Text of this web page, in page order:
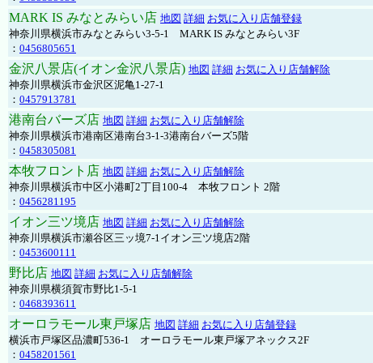
MARK IS みなとみらい店 地図 詳細 お気に入り店舗登録
神奈川県横浜市みなとみらい3-5-1 MARK IS みなとみらい3F
： 0456805651
金沢八景店(イオン金沢八景店) 地図 詳細 お気に入り店舗解除
神奈川県横浜市金沢区泥亀1-27-1
： 0457913781
港南台バーズ店 地図 詳細 お気に入り店舗解除
神奈川県横浜市港南区港南台3-1-3港南台バーズ5階
： 0458305081
本牧フロント店 地図 詳細 お気に入り店舗解除
神奈川県横浜市中区小港町2丁目100-4 本牧フロント 2階
： 0456281195
イオン三ツ境店 地図 詳細 お気に入り店舗解除
神奈川県横浜市瀬谷区三ッ境7-1イオン三ツ境店2階
： 0453600111
野比店 地図 詳細 お気に入り店舗解除
神奈川県横須賀市野比1-5-1
： 0468393611
オーロラモール東戸塚店 地図 詳細 お気に入り店舗登録
横浜市戸塚区品濃町536-1 オーロラモール東戸塚アネックス2F
： 0458201561